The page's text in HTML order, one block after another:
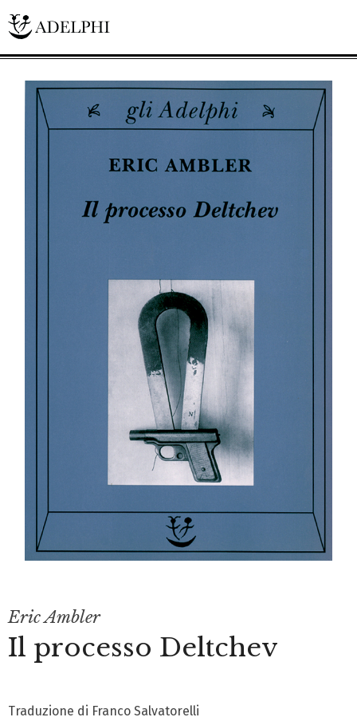
Eric Ambler
Il processo Deltchev
Traduzione di Franco Salvatorelli